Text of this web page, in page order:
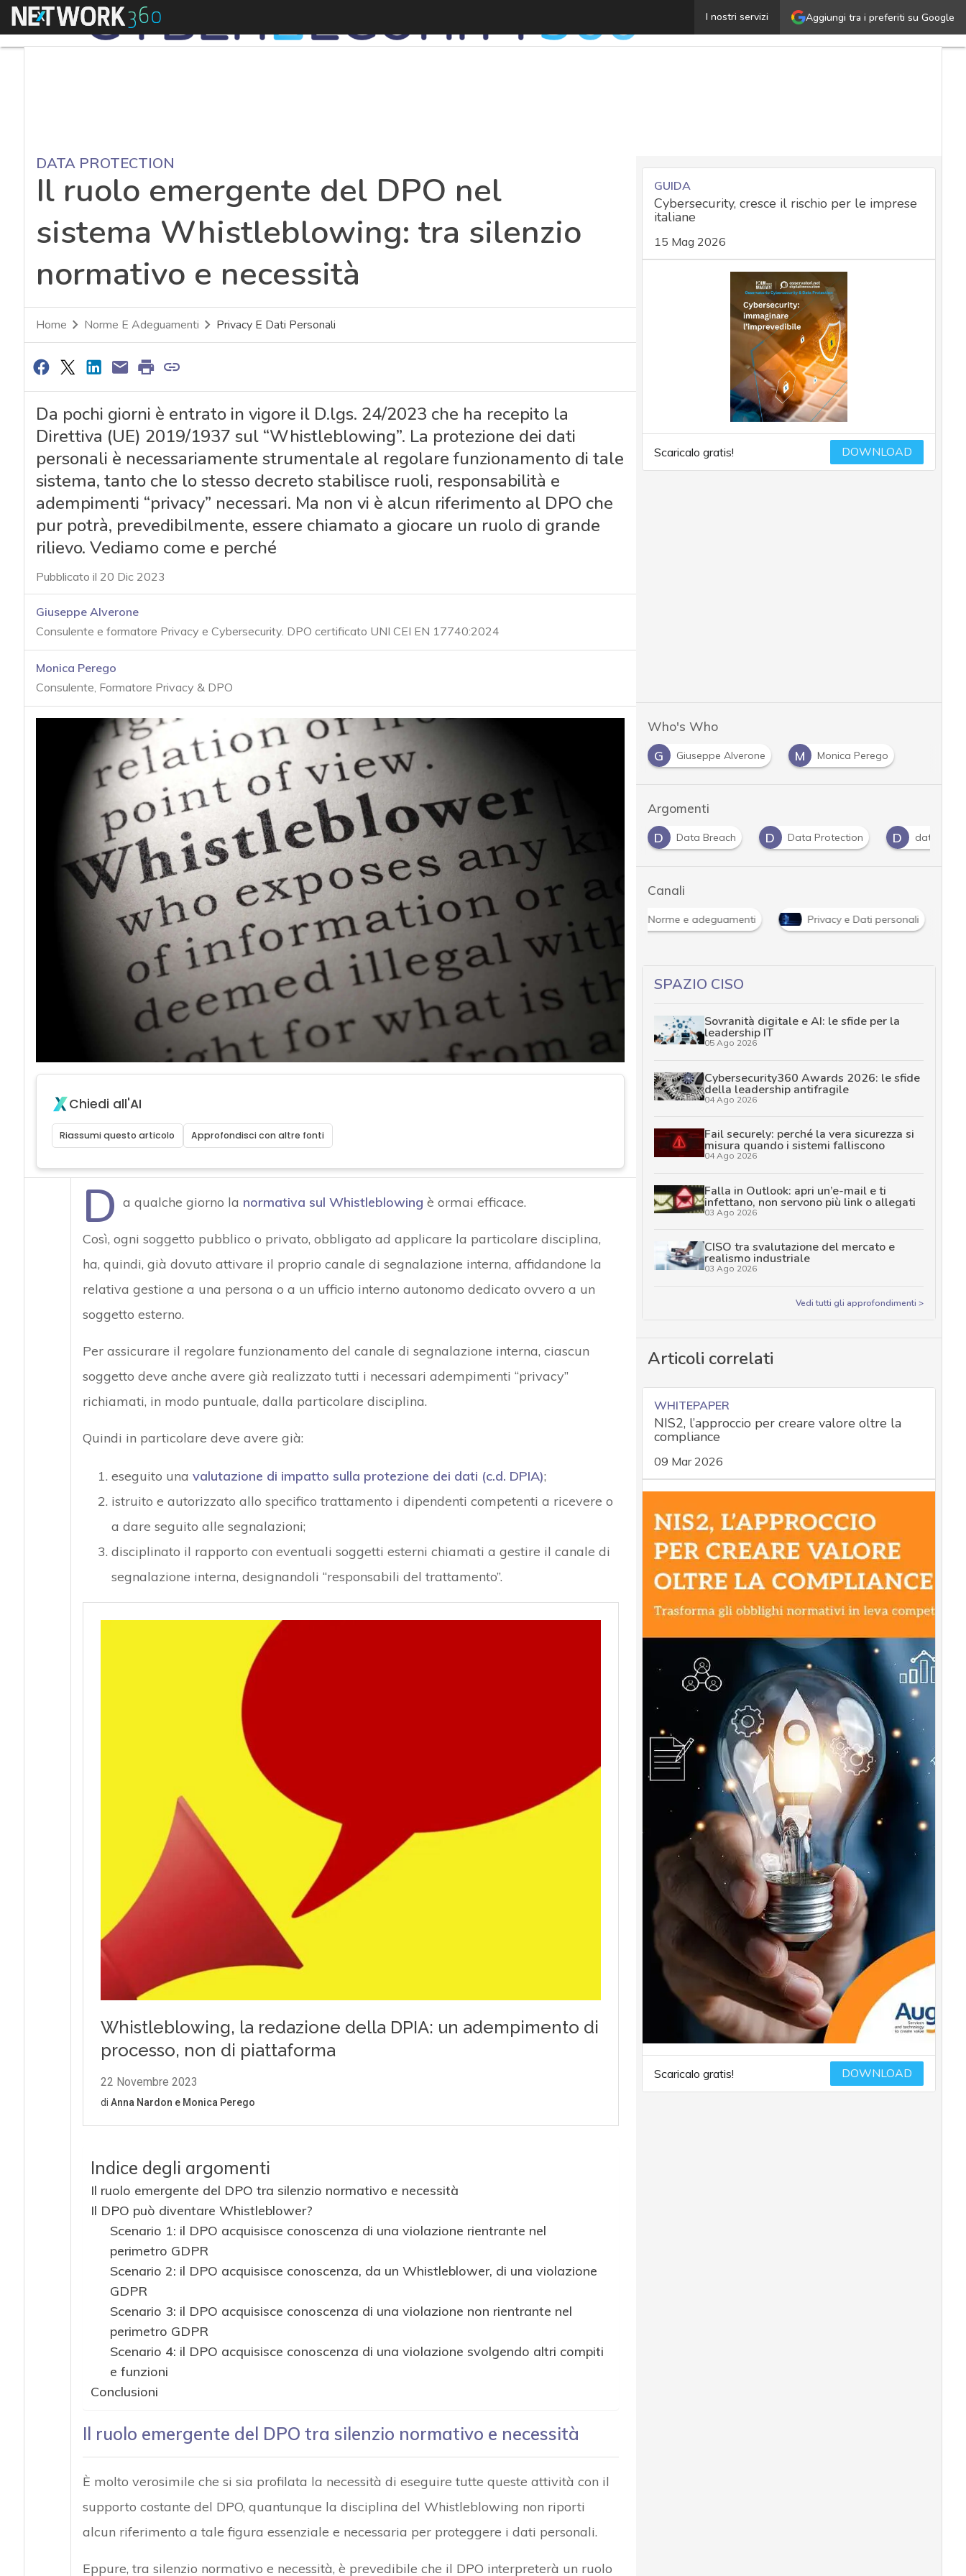
Aggiungi tra i preferiti su Google
I nostri servizi
Menu Il ruolo emergente del DPO nel sistema
DATA PROTECTION
Il ruolo emergente del DPO nel
sistema Whistleblowing: tra silenzio
normativo e necessità
Home Norme E Adeguamenti Privacy E Dati Personali
Da pochi giorni è entrato in vigore il D.lgs. 24/2023 che ha recepito la
Direttiva (UE) 2019/1937 sul “Whistleblowing”. La protezione dei dati
personali è necessariamente strumentale al regolare funzionamento di tale
sistema, tanto che lo stesso decreto stabilisce ruoli, responsabilità e
adempimenti “privacy” necessari. Ma non vi è alcun riferimento al DPO che
pur potrà, prevedibilmente, essere chiamato a giocare un ruolo di grande
rilievo. Vediamo come e perché
Pubblicato il 20 Dic 2023
Giuseppe Alverone
Consulente e formatore Privacy e Cybersecurity. DPO certificato UNI CEI EN 17740:2024
Monica Perego
Consulente, Formatore Privacy & DPO
Chiedi all'AI
Riassumi questo articolo Approfondisci con altre fonti
D a qualche giorno la normativa sul Whistleblowing è ormai efficace.
Così, ogni soggetto pubblico o privato, obbligato ad applicare la particolare disciplina,
ha, quindi, già dovuto attivare il proprio canale di segnalazione interna, affidandone la
relativa gestione a una persona o a un ufficio interno autonomo dedicato ovvero a un
soggetto esterno.
Per assicurare il regolare funzionamento del canale di segnalazione interna, ciascun
soggetto deve anche avere già realizzato tutti i necessari adempimenti “privacy”
richiamati, in modo puntuale, dalla particolare disciplina.
Quindi in particolare deve avere già:
eseguito una valutazione di impatto sulla protezione dei dati (c.d. DPIA);
istruito e autorizzato allo specifico trattamento i dipendenti competenti a ricevere o
a dare seguito alle segnalazioni;
disciplinato il rapporto con eventuali soggetti esterni chiamati a gestire il canale di
segnalazione interna, designandoli “responsabili del trattamento”.
Indice degli argomenti
Il ruolo emergente del DPO tra silenzio normativo e necessità
Il DPO può diventare Whistleblower?
Scenario 1: il DPO acquisisce conoscenza di una violazione rientrante nel
perimetro GDPR
Scenario 2: il DPO acquisisce conoscenza, da un Whistleblower, di una violazione
GDPR
Scenario 3: il DPO acquisisce conoscenza di una violazione non rientrante nel
perimetro GDPR
Scenario 4: il DPO acquisisce conoscenza di una violazione svolgendo altri compiti
e funzioni
Conclusioni
Il ruolo emergente del DPO tra silenzio normativo e necessità
È molto verosimile che si sia profilata la necessità di eseguire tutte queste attività con il
supporto costante del DPO, quantunque la disciplina del Whistleblowing non riporti
alcun riferimento a tale figura essenziale e necessaria per proteggere i dati personali.
Eppure, tra silenzio normativo e necessità, è prevedibile che il DPO interpreterà un ruolo
GUIDA
Cybersecurity, cresce il rischio per le imprese
italiane
15 Mag 2026
Scaricalo gratis! DOWNLOAD
Who's Who
G
Giuseppe Alverone M
Monica Perego
Argomenti
A
D Data Breach D Data Protection D dati
Canali
Norme e adeguamenti Privacy e Dati personali
SPAZIO CISO
Sovranità digitale e AI: le sfide per la
leadership IT
05 Ago 2026
Cybersecurity360 Awards 2026: le sfide
della leadership antifragile
04 Ago 2026
Fail securely: perché la vera sicurezza si
misura quando i sistemi falliscono
04 Ago 2026
Falla in Outlook: apri un’e-mail e ti
infettano, non servono più link o allegati
03 Ago 2026
CISO tra svalutazione del mercato e
realismo industriale
03 Ago 2026
Vedi tutti gli approfondimenti >
Articoli correlati
WHITEPAPER
NIS2, l’approccio per creare valore oltre la
compliance
09 Mar 2026
Scaricalo gratis! DOWNLOAD